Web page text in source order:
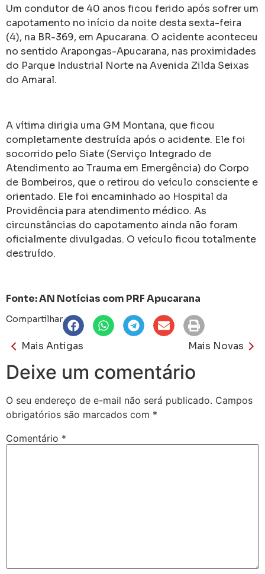
Um condutor de 40 anos ficou ferido após sofrer um
capotamento no início da noite desta sexta-feira
(4), na BR-369, em Apucarana. O acidente aconteceu
no sentido Arapongas-Apucarana, nas proximidades
do Parque Industrial Norte na Avenida Zilda Seixas
do Amaral.
A vítima dirigia uma GM Montana, que ficou
completamente destruída após o acidente. Ele foi
socorrido pelo Siate (Serviço Integrado de
Atendimento ao Trauma em Emergência) do Corpo
de Bombeiros, que o retirou do veículo consciente e
orientado. Ele foi encaminhado ao Hospital da
Providência para atendimento médico. As
circunstâncias do capotamento ainda não foram
oficialmente divulgadas. O veículo ficou totalmente
destruído.
Fonte: AN Notícias com PRF Apucarana
Compartilhar
Mais Antigas Mais Novas
Deixe um comentário
O seu endereço de e-mail não será publicado. Campos
obrigatórios são marcados com *
Comentário *